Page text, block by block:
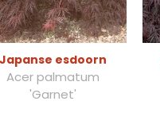
Japanse esdoorn
Acer palmatum
'Garnet'